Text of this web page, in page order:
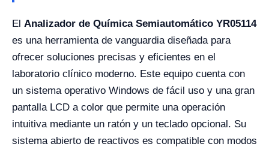
El Analizador de Química Semiautomático YR05114
es una herramienta de vanguardia diseñada para
ofrecer soluciones precisas y eficientes en el
laboratorio clínico moderno. Este equipo cuenta con
un sistema operativo Windows de fácil uso y una gran
pantalla LCD a color que permite una operación
intuitiva mediante un ratón y un teclado opcional. Su
sistema abierto de reactivos es compatible con modos